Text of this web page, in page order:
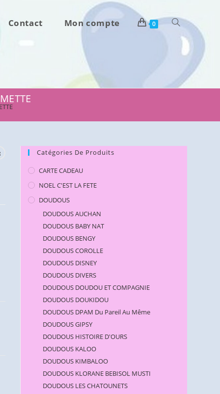
Contact Mon compte 0 Toggle
Catégories De Produits
CARTE CADEAU
NOEL C'EST LA FETE
DOUDOUS
DOUDOUS AUCHAN
DOUDOUS BABY NAT
DOUDOUS BENGY
DOUDOUS COROLLE
DOUDOUS DISNEY
DOUDOUS DIVERS
DOUDOUS DOUDOU ET COMPAGNIE
DOUDOUS DOUKIDOU
DOUDOUS DPAM Du Pareil Au Même
DOUDOUS GIPSY
DOUDOUS HISTOIRE D'OURS
DOUDOUS KALOO
DOUDOUS KIMBALOO
DOUDOUS KLORANE BEBISOL MUSTI
DOUDOUS LES CHATOUNETS